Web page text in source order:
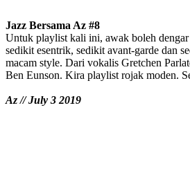
Jazz Bersama Az #8
Untuk playlist kali ini, awak boleh
sedikit esentrik, sedikit avant-garde dan
macam style. Dari vokalis Gretchen
Ben Eunson. Kira playlist rojak moden.
Az // July 3 2019